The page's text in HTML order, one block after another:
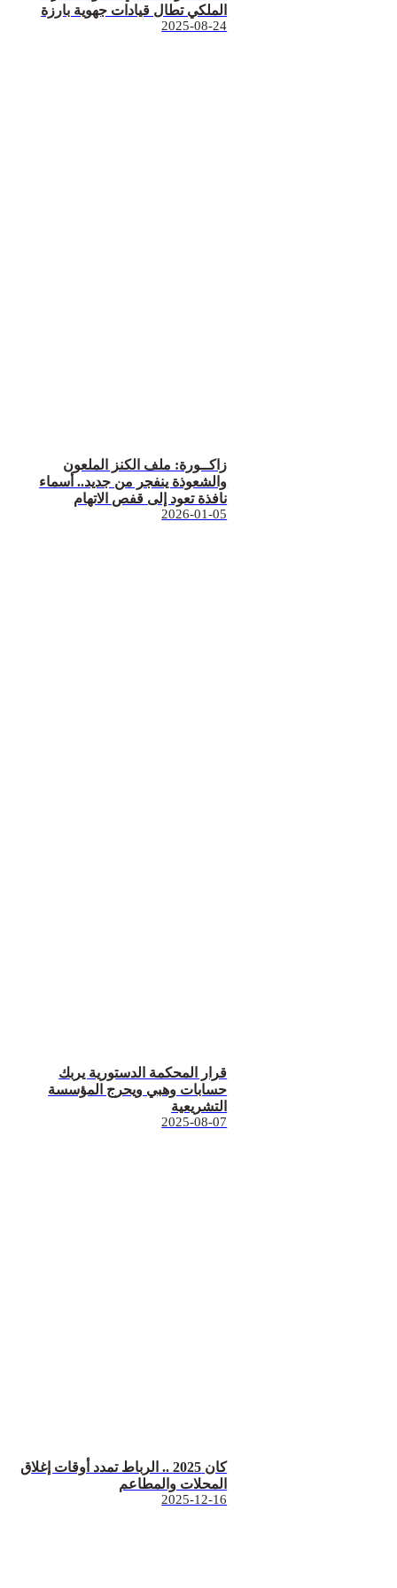
الملكي تطال قيادات جهوية بارزة
2025-08-24
زاكــورة: ملف الكنز الملعون
والشعوذة ينفجر من جديد.. أسماء
نافذة تعود إلى قفص الاتهام
2026-01-05
قرار المحكمة الدستورية يربك
حسابات وهبي ويحرج المؤسسة
التشريعية
2025-08-07
كان 2025 .. الرباط تمدد أوقات إغلاق
المحلات والمطاعم
2025-12-16